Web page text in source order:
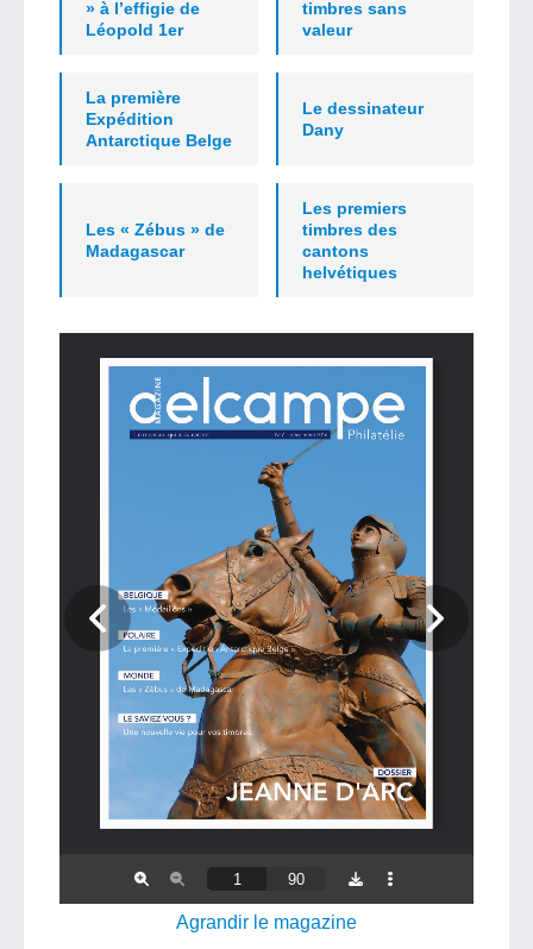
» à l’effigie de
Léopold 1er
timbres sans
valeur
La première
Expédition
Antarctique Belge
Le dessinateur
Dany
Les « Zébus » de
Madagascar
Les premiers
timbres des
cantons
helvétiques
Agrandir le magazine